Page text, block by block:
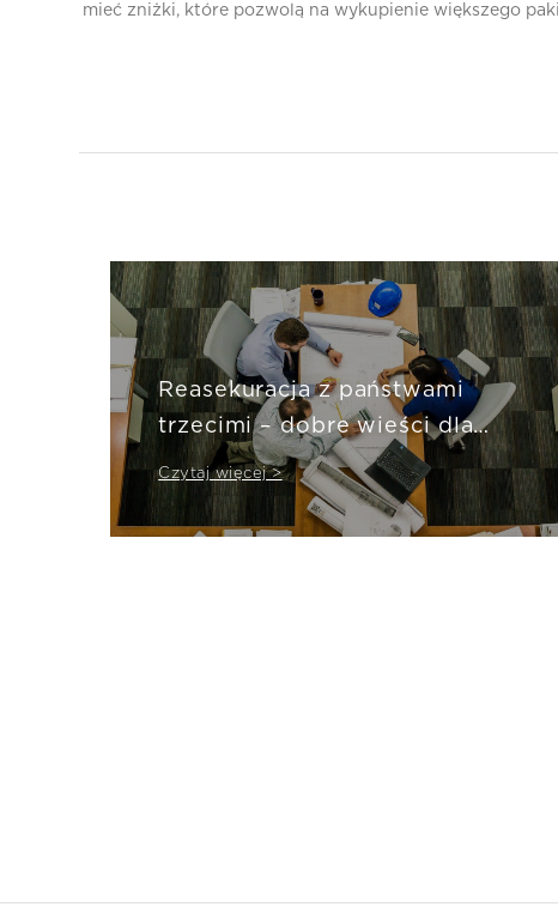
mieć zniżki, które pozwolą na wykupienie większego
Reasekuracja z państwami
trzecimi – dobre wieści dla
rynku!
Czytaj więcej >